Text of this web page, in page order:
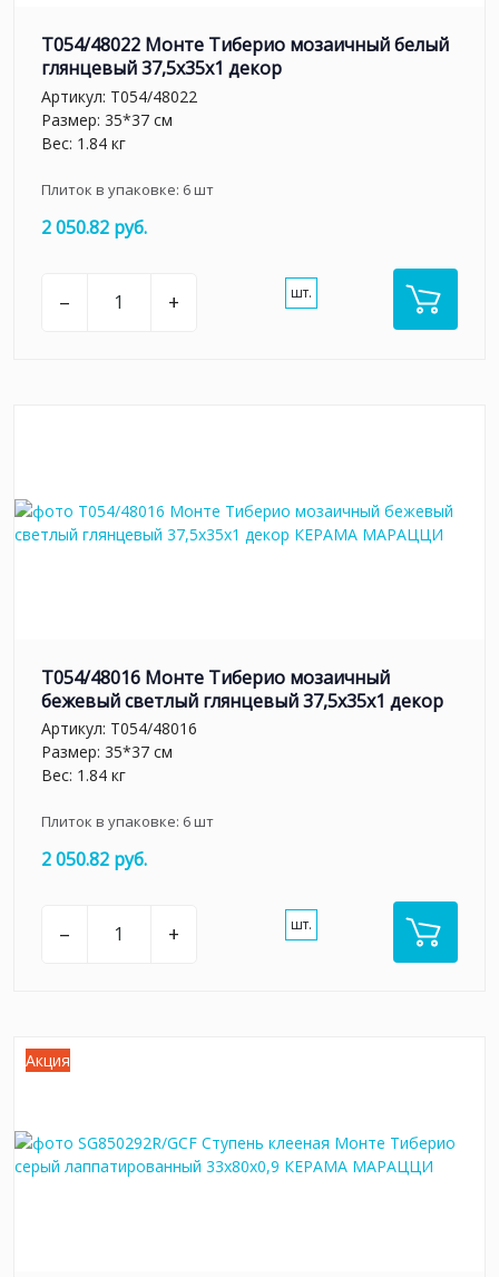
T054/48022 Монте Тиберио мозаичный белый
глянцевый 37,5x35x1 декор
Артикул: T054/48022
Размер: 35*37 см
Вес: 1.84 кг
Плиток в упаковке: 6шт
2 050.82 руб.
– + шт.
T054/48016 Монте Тиберио мозаичный
бежевый светлый глянцевый 37,5x35x1 декор
Артикул: T054/48016
Размер: 35*37 см
Вес: 1.84 кг
Плиток в упаковке: 6шт
2 050.82 руб.
– + шт.
Акция